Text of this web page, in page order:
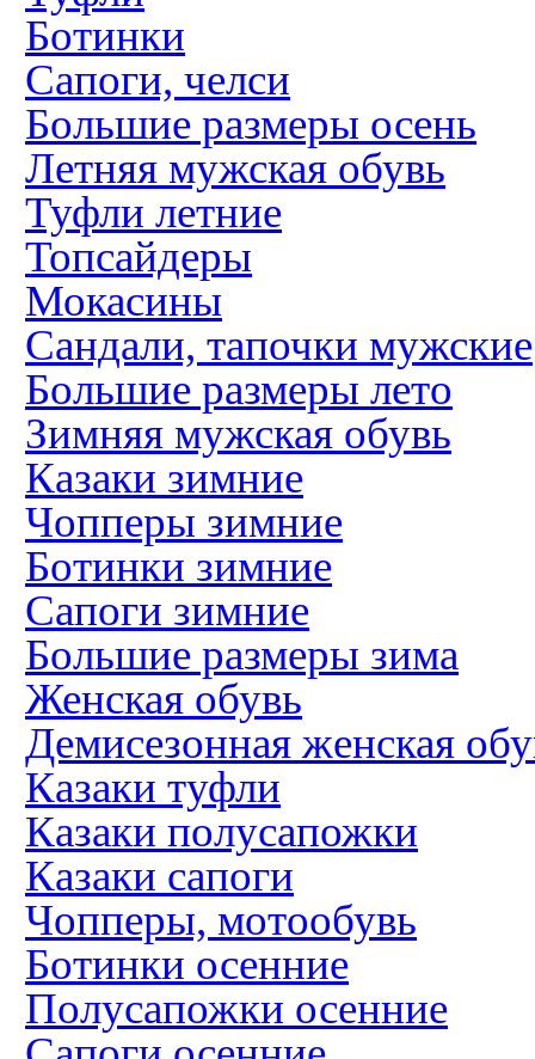
Ботинки
Сапоги, челси
Большие размеры осень
Летняя мужская обувь
Туфли летние
Топсайдеры
Мокасины
Сандали, тапочки мужские
Большие размеры лето
Зимняя мужская обувь
Казаки зимние
Чопперы зимние
Ботинки зимние
Сапоги зимние
Большие размеры зима
Женская обувь
Демисезонная женская
Казаки туфли
Казаки полусапожки
Казаки сапоги
Чопперы, мотообувь
Ботинки осенние
Полусапожки осенние